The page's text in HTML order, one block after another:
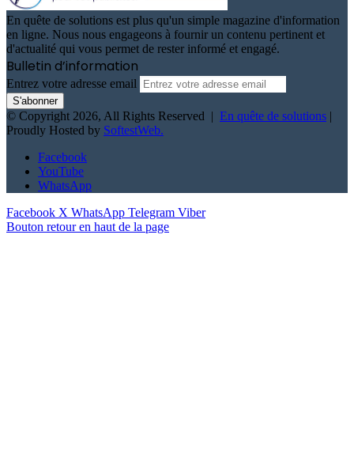
En quête de solutions est plus qu'un simple magazine d'information
en ligne. Nous nous engageons à fournir un contenu pertinent et
d'actualité qui vous permet de rester informé et engagé.
Bulletin d’information
Entrez votre adresse email
© Copyright 2026, All Rights Reserved | En quête de solutions |
Proudly Hosted by SoftestWeb.
Facebook
YouTube
WhatsApp
Facebook X WhatsApp Telegram Viber
Bouton retour en haut de la page